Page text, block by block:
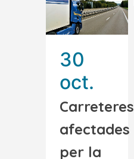
30
oct.
Carreteres
afectades
per la